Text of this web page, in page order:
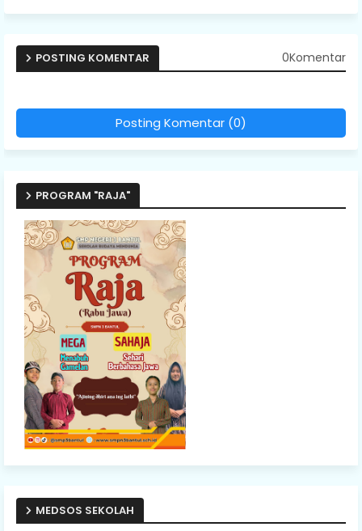
POSTING KOMENTAR 0Komentar
Posting Komentar (0)
PROGRAM "RAJA"
MEDSOS SEKOLAH